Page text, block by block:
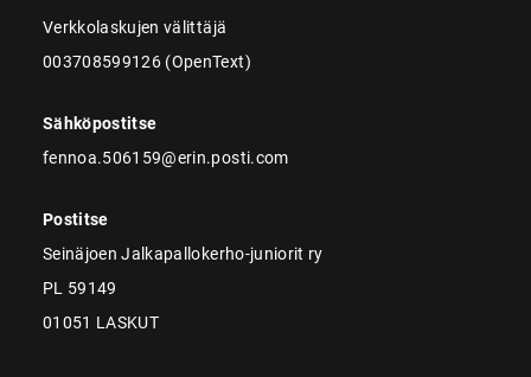
Verkkolaskujen välittäjä
003708599126 (OpenText)
Sähköpostitse
fennoa.506159@erin.posti.com
Postitse
Seinäjoen Jalkapallokerho-juniorit ry
PL 59149
01051 LASKUT